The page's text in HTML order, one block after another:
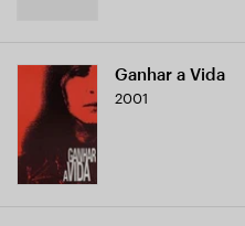
Ganhar a Vida
2001